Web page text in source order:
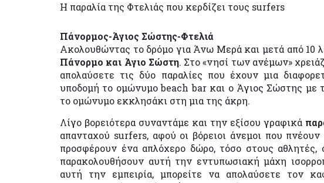
Η παραλία της Φτελιάς που κερδίζει τους surfers
Πάνορμος-Άγιος Σώστης-Φτελιά
Ακολουθώντας το δρόμο για Άνω Μερά και μετά από 10
Πάνορμο και Άγιο Σώστη. Στο «νησί των ανέμων»
απολαύσετε τις δύο παραλίες που έχουν μια
υποδομή το ομώνυμο beach bar και ο Άγιος Σώστης με
το ομώνυμο εκκλησάκι στη μια της άκρη.
Λίγο βορειότερα συναντάμε και την εξίσου γραφικά
απανταχού surfers, αφού οι βόρειοι άνεμοι που
προσφέρουν ένα απλόχερο δώρο, τόσο στους
παρακολουθήσουν αυτή την εντυπωσιακή μάχη
αυτή την εμπειρία, μπορείτε να απολαύσετε τον